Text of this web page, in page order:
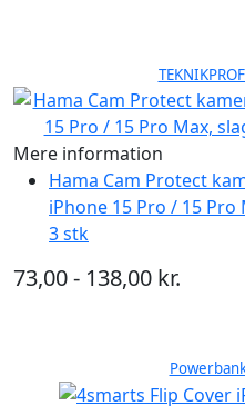
Mere information
Hama Cam Protect
iPhone 15 Pro / 15
3 stk
73,00 - 138,00 kr.